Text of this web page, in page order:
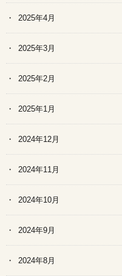
2025年4月
2025年3月
2025年2月
2025年1月
2024年12月
2024年11月
2024年10月
2024年9月
2024年8月